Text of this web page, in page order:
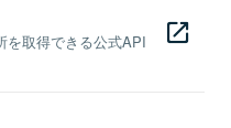
を取得できる公式API